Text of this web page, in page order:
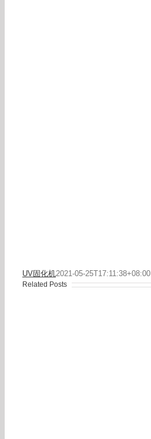
UV固化机2021-05-25T17:11:38+08:00
Related Posts